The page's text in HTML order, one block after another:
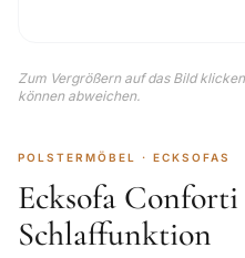
Zum Vergrößern auf das Bild
können abweichen.
POLSTERMÖBEL · ECKSOFAS
Ecksofa
Schlaffunktion